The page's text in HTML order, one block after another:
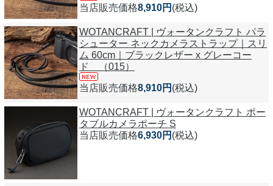
当店販売価格8,910円 (税込)
WOTANCRAFT | ヴォータンクラフト パラ
シューター ネックカメラストラップ｜スリ
ム 60cm｜ブラックレザー x グレーコー
ド （015）
当店販売価格8,910円 (税込)
WOTANCRAFT | ヴォータンクラフト ポー
タブルカメラポーチ S
当店販売価格6,930円 (税込)